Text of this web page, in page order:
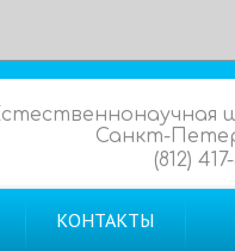
Санкт-
(812)
КОНТАКТЫ